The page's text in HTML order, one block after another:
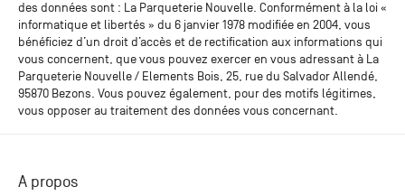
des données sont : La Parqueterie Nouvelle. Conformément à la loi «
informatique et libertés » du 6 janvier 1978 modifiée en 2004, vous
bénéficiez d’un droit d’accès et de rectification aux informations qui
vous concernent, que vous pouvez exercer en vous adressant à La
Parqueterie Nouvelle / Elements Bois, 25, rue du Salvador Allendé,
95870 Bezons. Vous pouvez également, pour des motifs légitimes,
vous opposer au traitement des données vous concernant.
A propos